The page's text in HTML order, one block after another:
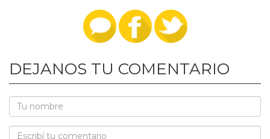
DEJANOS TU COMENTARIO